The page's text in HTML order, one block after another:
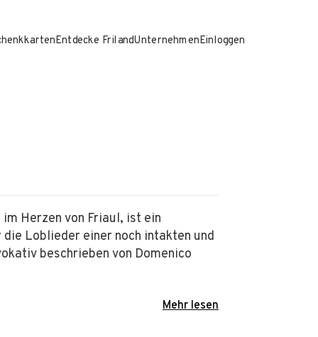
Entdecke FrilandUnternehmenEinloggen
Herzen von Friaul, ist ein
Loblieder einer noch intakten und
beschrieben von Domenico
Mehr lesen